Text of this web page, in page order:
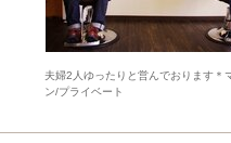
夫婦2人ゆったりと営んでおります＊
ン/プライベート